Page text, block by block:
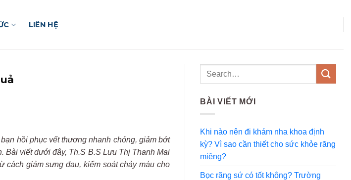
LIÊN HỆ
hồi phục vết thương nhanh chóng, giảm bớt
Bài viết dưới đây, Th.S B.S Lưu Thị Thanh Mai
cách giảm sưng đau, kiểm soát chảy máu cho
BÀI VIẾT MỚI
Khi nào nên đi khám nha khoa định
kỳ? Vì sao cần thiết cho sức khỏe răng
miệng?
Bọc răng sứ có tốt không? Trường